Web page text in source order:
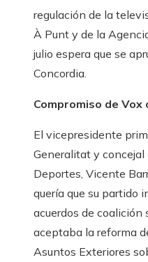
regulación de la
À Punt y de la
julio espera que se
Concordia.
Compromiso de Vox
El vicepresidente
Generalitat y concejal
Deportes, Vicente
quería que su partido
acuerdos de coalición
aceptaba la reforma
Asuntos Exteriores